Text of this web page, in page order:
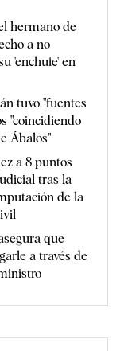
hermano de
a no
'enchufe' en
tuvo "fuentes
"coincidiendo
Ábalos"
a 8 puntos
tras la
de la
que
a través de